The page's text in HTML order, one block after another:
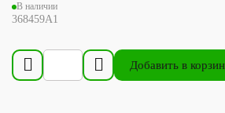
В наличии
368459A1
Добавить в